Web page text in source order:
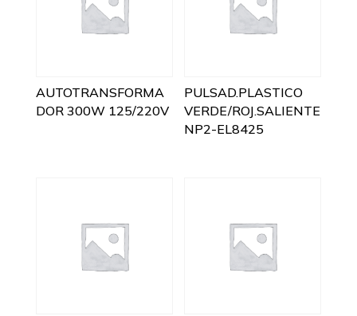
AUTOTRANSFORMA
DOR 300W 125/220V
PULSAD.PLASTICO
VERDE/ROJ.SALIENTE
NP2-EL8425